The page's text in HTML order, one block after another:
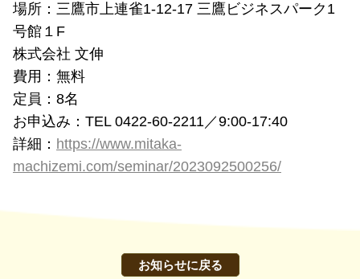
場所：三鷹市上連雀1-12-17 三鷹ビジネスパーク1
号館１F
株式会社 文伸
費用：無料
定員：8名
お申込み：TEL 0422-60-2211／9:00-17:40
詳細： https://www.mitaka-
machizemi.com/seminar/2023092500256/
お知らせに戻る